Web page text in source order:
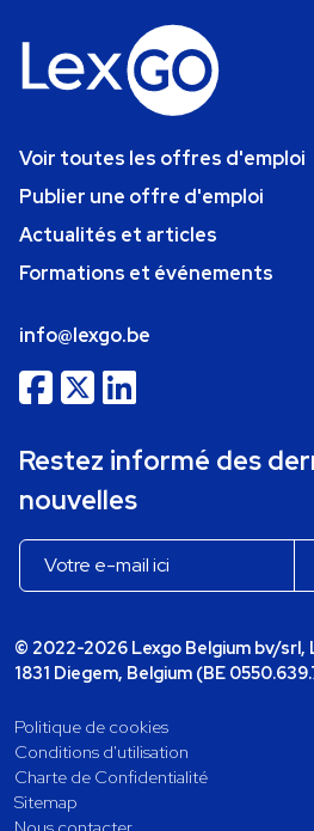
Voir toutes les offres d'emploi
Publier une offre d'emploi
Actualités et articles
Formations et événements
info@lexgo.be
Restez informé des
nouvelles
© 2022-2026 Lexgo Belgium bv/
1831 Diegem, Belgium (BE
Politique de cookies
Conditions d'utilisation
Charte de Confidentialité
Sitemap